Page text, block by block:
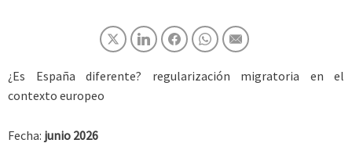
¿Es España diferente? regularización migratoria en el
contexto europeo
Fecha: junio 2026